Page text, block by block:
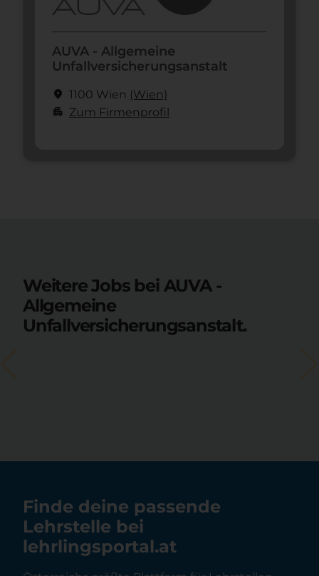
AUVA - Allgemeine
Unfallversicherungsanstalt
location_on 1100 Wien (Wien)
apartment Zum Firmenprofil
Weitere Jobs bei AUVA -
Allgemeine
Unfallversicherungsanstalt.
Finde deine passende
Lehrstelle bei
lehrlingsportal.at